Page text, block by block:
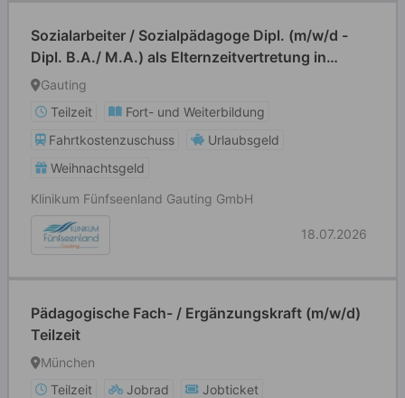
Sozialarbeiter / Sozialpädagoge Dipl. (m/w/d -
Dipl. B.A./ M.A.) als Elternzeitvertretung in
Teilzeit mit max. 30 Std./Woche
Gauting
Teilzeit
Fort- und Weiterbildung
Fahrtkostenzuschuss
Urlaubsgeld
Weihnachtsgeld
Klinikum Fünfseenland Gauting GmbH
18.07.2026
Pädagogische Fach- / Ergänzungskraft (m/w/d)
Teilzeit
München
Teilzeit
Jobrad
Jobticket